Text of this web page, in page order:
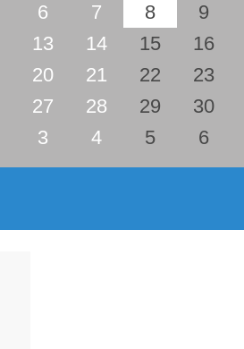
6 7 8
9
13 14 15
16
20 21 22
23
27 28 29
30
3 4 5 6